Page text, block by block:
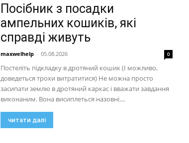
Посібник з посадки
ампельних кошиків, які
справді живуть
maxwelhelp - 05.08.2026 0
Постеліть підкладку в дротяний кошик (І можливо,
доведеться трохи витратитися) Не можна просто
засипати землю в дротяний каркас і вважати завдання
виконаним. Вона висиплеться назовні....
читати далі